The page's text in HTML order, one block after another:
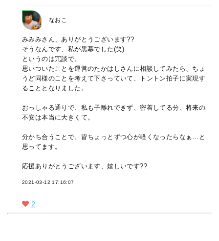
なおこ
みみみさん、ありがとうございます??
そうなんです、私が黒幕でした(笑)
というのは冗談で。
思いついたことを運営のたかはしさんに相談してみたら、ちょ
うど同様のことを考えて下さっていて、トントン拍子に実現す
ることとなりました。
おっしゃる通りで、私も子離れできず、密着してる分、将来の
不安は本当に大きくて。
分かち合うことで、皆ちょっとずつ心が軽くなったらなぁ…と
思ってます。
応援ありがとうございます、嬉しいです??
2021-03-12 17:16:07
2